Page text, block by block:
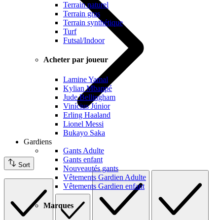
Terrain naturel
Terrain gras
Terrain synthétique
Turf
Futsal/Indoor
Acheter par joueur
Lamine Yamal
Kylian Mbappé
Jude Bellingham
Vinícius Júnior
Erling Haaland
Lionel Messi
Bukayo Saka
Gardiens
Gants Adulte
Gants enfant
Nouveautés gants
Vêtements Gardien Adulte
Vêtements Gardien enfant
Marques
Sort